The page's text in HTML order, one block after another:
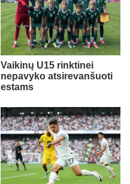
Vaikinų U15 rinktinei
nepavyko atsirevanšuoti
estams